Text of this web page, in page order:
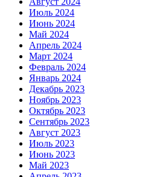
Июль 2024
Июнь 2024
Май 2024
Апрель 2024
Март 2024
Февраль 2024
Январь 2024
Декабрь 2023
Ноябрь 2023
Октябрь 2023
Сентябрь 2023
Август 2023
Июль 2023
Июнь 2023
Май 2023